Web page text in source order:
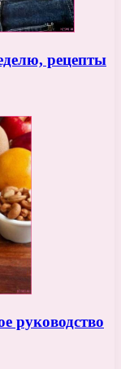
рецепты
руководство